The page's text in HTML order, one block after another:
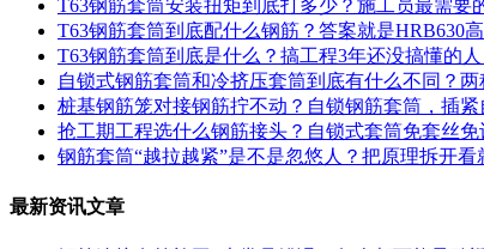
T63钢筋套筒安装扭矩到底打多少？施工员最需要
T63钢筋套筒到底配什么钢筋？答案就是HRB630
T63钢筋套筒到底是什么？搞工程3年还没搞懂的
自锁式钢筋套筒和冷挤压套筒到底有什么不同？
桩基钢筋笼对接钢筋拧不动？自锁钢筋套筒，插
抢工期工程选什么钢筋接头？自锁式套筒免套丝
钢筋套筒“越拉越紧”是不是忽悠人？把原理拆开看
最新资讯文章